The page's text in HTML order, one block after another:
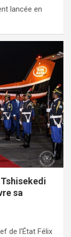
lancée en
sa
de l’État Félix